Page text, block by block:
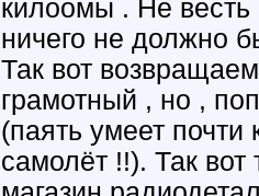
килоомы . Не весть
ничего не должно
Так вот
грамотный , но ,
(паять умеет
самолёт !!). Так